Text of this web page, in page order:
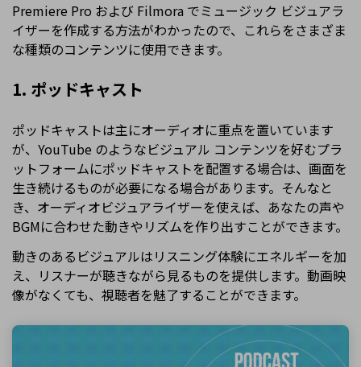
Premiere Pro および Filmora でミュージック ビジュアラ
イザーを作成する方法がわかったので、これらをさまざま
な種類のコンテンツに使用できます。
1. ポッドキャスト
ポッドキャストは主にオーディオに重点を置いています
が、YouTube のようなビジュアル コンテンツを好むプラ
ットフォームにポッドキャストを配置する場合は、画面を
生き続けるものが必要になる場合があります。そんなと
き、オーディオビジュアライザーを使えば、あなたの声や
BGMに合わせた動きやリズムを作り出すことができます。
動きのあるビジュアルはリスニング体験にエネルギーを加
え、リスナーが聴きながら見るものを提供します。動画映
像がなくても、視聴者を魅了することができます。